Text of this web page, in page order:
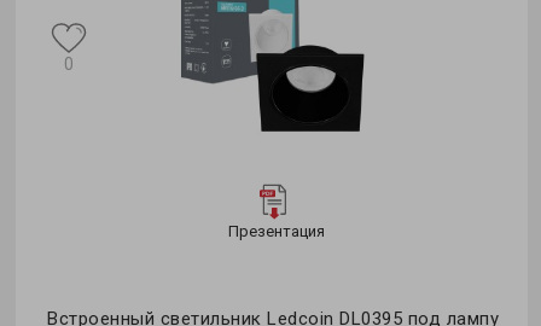
Презентация
Встроенный светильник Ledcoin DL0395 под лампу
0